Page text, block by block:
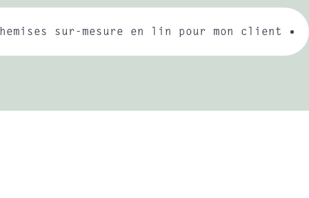
sur-mesure en lin pour mon client